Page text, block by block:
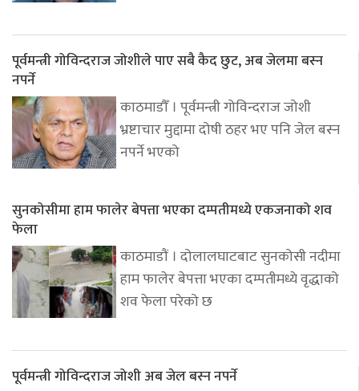
पूर्वमन्त्री गोविन्दराज जोशीले पाए सबै कैद छुट, अब जेलमा बस्न
नपर्ने
काठमाडौँ । पूर्वमन्त्री गोविन्दराज जोशी
भ्रष्टाचार मुद्दामा दोषी ठहर भए पनि जेल बस्न
नपर्ने भएको
सुनकोसीमा हाम फालेर बेपत्ता भएका दम्पतीमध्ये एकजनाको शव
फेला
काठमाडौं । दोलालघाटबाट सुनकोसी नदीमा
हाम फालेर बेपत्ता भएका दम्पतीमध्ये वृद्धाको
शव फेला परेको छ
पूर्वमन्त्री गोविन्दराज जोशी अब जेल बस्न नपर्ने